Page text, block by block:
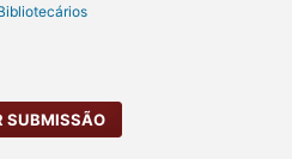
SUBMISSÃO